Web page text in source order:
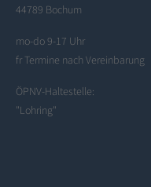
44789 Bochum
mo-do 9-17 Uhr
fr Termine nach Vereinbarung
ÖPNV-Haltestelle:
"Lohring"